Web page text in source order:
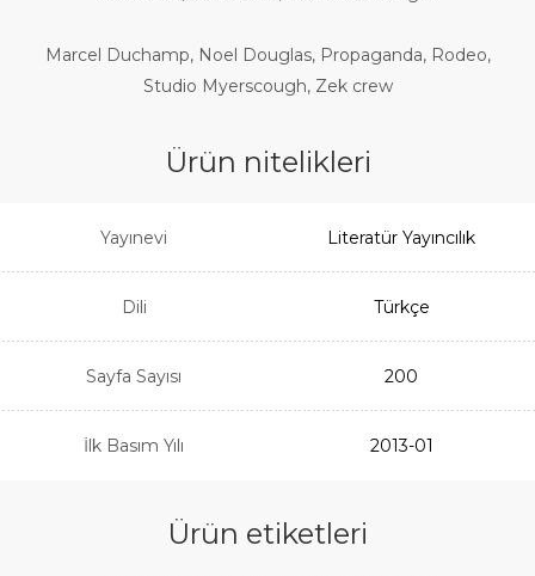
Marcel Duchamp, Noel Douglas, Propaganda, Rodeo,
Studio Myerscough, Zek crew
Ürün nitelikleri
Yayınevi Literatür Yayıncılık
Dili Türkçe
Sayfa Sayısı 200
İlk Basım Yılı 2013-01
Ürün etiketleri